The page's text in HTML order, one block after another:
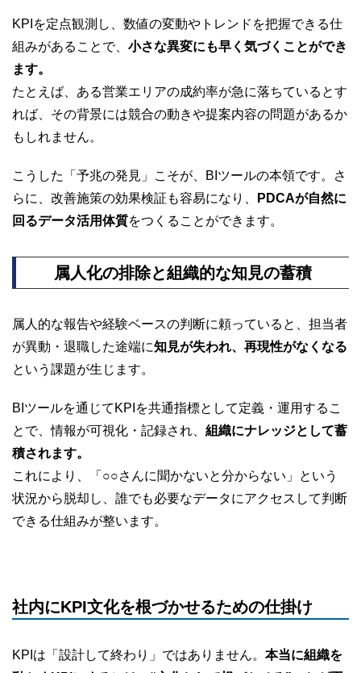
KPIを定点観測し、数値の変動やトレンドを把握できる仕
組みがあることで、 小さな異変にも早く気づくことができ
ます。
たとえば、ある営業エリアの成約率が急に落ちているとす
れば、その背景には競合の動きや提案内容の問題があるか
もしれません。
こうした「予兆の発見」こそが、BIツールの本領です。さ
らに、改善施策の効果検証も容易になり、
PDCAが自然に
回るデータ活用体質をつくることができます。
属人化の排除と組織的な知見の蓄積
属人的な報告や経験ベースの判断に頼っていると、担当者
が異動・退職した途端に知見が失われ、再現性がなくなる
という課題が生じます。
BIツールを通じてKPIを共通指標として定義・運用するこ
とで、情報が可視化・記録され、 組織にナレッジとして蓄
積されます。
これにより、「○○さんに聞かないと分からない」という
状況から脱却し、誰でも必要なデータにアクセスして判断
できる仕組みが整います。
社内にKPI文化を根づかせるための仕掛け
KPIは「設計して終わり」ではありません。 本当に組織を